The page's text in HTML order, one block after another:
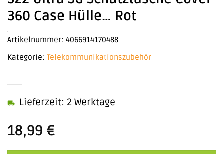
360 Case Hülle… Rot
18,99 €
Lieferzeit: 2 Werktage
Artikelnummer: 4066914170488
Kategorie: Telekommunikationszubehör